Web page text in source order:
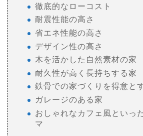
徹底的なローコスト
耐震性能の高さ
省エネ性能の高さ
デザイン性の高さ
木を活かした自然素材の家
耐久性が高く長持ちする家
鉄骨での家づくりを得意と
ガレージのある家
おしゃれなカフェ風といっ
マ